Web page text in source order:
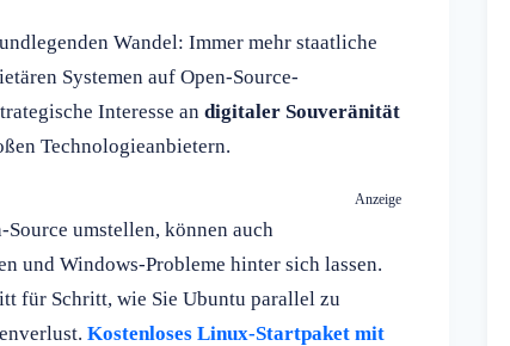
Wandel: Immer mehr staatliche
Systemen auf Open-Source-
Interesse an digitaler Souveränität
Technologieanbietern.
Anzeige
umstellen, können auch
und Windows-Probleme hinter sich lassen.
für Schritt, wie Sie Ubuntu parallel zu
Kostenloses Linux-Startpaket mit